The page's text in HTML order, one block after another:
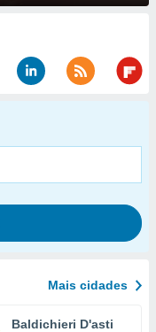
Mais cidades
Baldichieri D'asti